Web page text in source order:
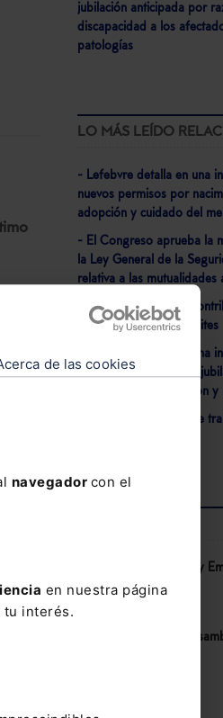
de las cookies
navegador con el
en nuestra página
tu interés.
las
jubilación anticipada por
discapacidad a los
patologías
LO MÁS LEÍDO
- Lefebvre detalla en una
nuevos permisos por
adopción y cuidado del
- El Congreso aprueba la
la Ley General de la
relativa a las mutualidades
- Jubilación ordinaria
requisitos, cuantía y límites
- Lefebvre detalla en una
marco normativo de la
sobre edades, cotización y
- ¿Es válido despido de
Congreso IA Derecho y
de Lefebvre
Congreso COSITAL.